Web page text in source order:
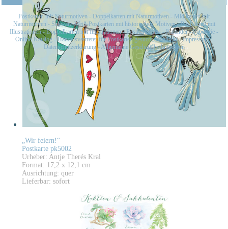
„Wir feiern!“
Postkarte pk5002
Urheber: Antje Therés Kral
Format: 17,2 x 12,1 cm
Ausrichtung: quer
Lieferbar: sofort
Postkarten mit Naturmotiven - Doppelkarten mit Naturmotiven - Midikarten mit
Naturmotiven - Schwarz-Weiß-Postkarten mit historischen Motiven-Postkarten mit
Illustrationen-Doppelkarten mit Illustrationen-Postkartensets-Kalender-Papeterie -
Online-Katalog -Handelsvertreter für Postkarten gesucht-Kontakt-Impressum-
Datenschutzerklärung- Allgemeine Geschäftsbedingungen